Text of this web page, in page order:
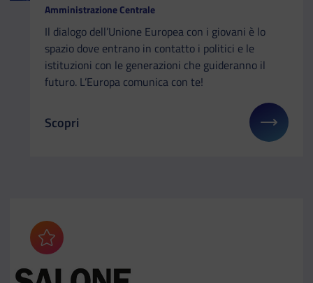
Amministrazione Centrale
Il dialogo dell’Unione Europea con i giovani è lo
spazio dove entrano in contatto i politici e le
istituzioni con le generazioni che guideranno il
futuro. L’Europa comunica con te!
Il link ti porterà ad avere maggiori dettagli su:
Scopri
Aggiungi ai preferiti